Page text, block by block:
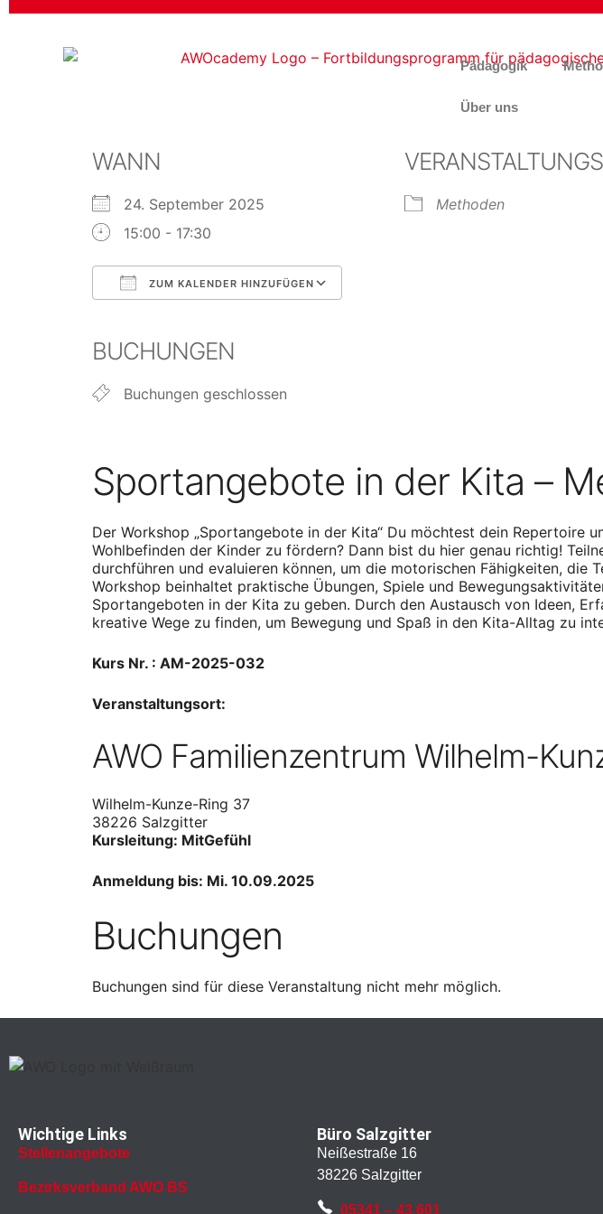
Pädagogik
Über uns
WANN
24. September 2025
15:00 - 17:30
ZUM KALENDER HINZUFÜGEN
BUCHUNGEN
Buchungen geschlossen
Methoden
Sportangebote in der Kita –
Der Workshop „Sportangebote in der Kita“ Du möchtest dein
Wohlbefinden der Kinder zu fördern? Dann bist du hier genau richtig!
durchführen und evaluieren können, um die motorischen Fähigkeiten, die
Workshop beinhaltet praktische Übungen, Spiele und
Sportangeboten in der Kita zu geben. Durch den Austausch von Ideen,
kreative Wege zu finden, um Bewegung und Spaß in den Kita-Alltag zu
Kurs Nr. : AM-2025-032
Veranstaltungsort:
AWO Familienzentrum Wilhelm-
Wilhelm-Kunze-Ring 37
38226 Salzgitter
Kursleitung: MitGefühl
Anmeldung bis: Mi. 10.09.2025
Buchungen
Buchungen sind für diese Veranstaltung nicht mehr möglich.
Wichtige Links
Stellenangebote
Bezirksverband AWO BS
Büro Salzgitter
Neißestraße 16
38226 Salzgitter
05341 – 43 601